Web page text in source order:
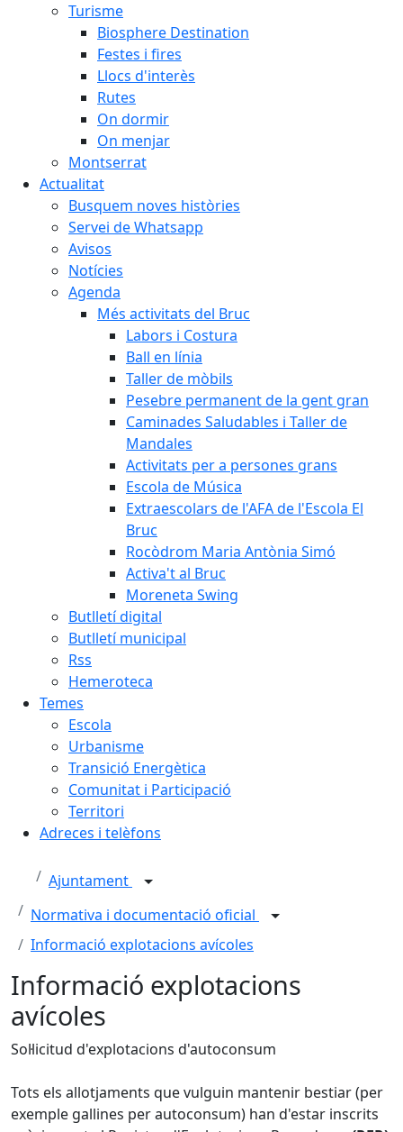
Turisme
Biosphere Destination
Festes i fires
Llocs d'interès
Rutes
On dormir
On menjar
Montserrat
Actualitat
Busquem noves històries
Servei de Whatsapp
Avisos
Notícies
Agenda
Més activitats del Bruc
Labors i Costura
Ball en línia
Taller de mòbils
Pesebre permanent de la gent gran
Caminades Saludables i Taller de
Mandales
Activitats per a persones grans
Escola de Música
Extraescolars de l'AFA de l'Escola El
Bruc
Rocòdrom Maria Antònia Simó
Activa't al Bruc
Moreneta Swing
Butlletí digital
Butlletí municipal
Rss
Hemeroteca
Temes
Escola
Urbanisme
Transició Energètica
Comunitat i Participació
Territori
Adreces i telèfons
Ajuntament
Normativa i documentació oficial
Informació explotacions avícoles
Informació explotacions
avícoles
Sol·licitud d'explotacions d'autoconsum
Tots els allotjaments que vulguin mantenir bestiar (per
exemple gallines per autoconsum) han d'estar inscrits